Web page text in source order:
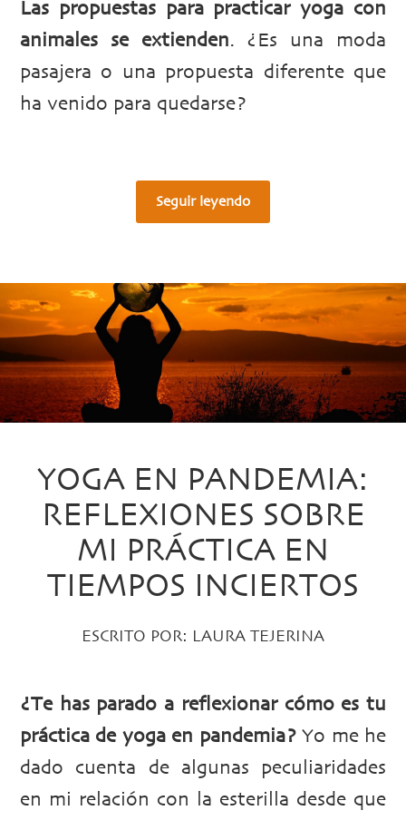
Las propuestas para practicar yoga con
animales se extienden. ¿Es una moda
pasajera o una propuesta diferente que
ha venido para quedarse?
Seguir leyendo
YOGA EN PANDEMIA:
REFLEXIONES SOBRE
MI PRÁCTICA EN
TIEMPOS INCIERTOS
ESCRITO POR: LAURA TEJERINA
¿Te has parado a reflexionar cómo es tu
práctica de yoga en pandemia?Yo me he
dado cuenta de algunas peculiaridades
en mi relación con la esterilla desde que